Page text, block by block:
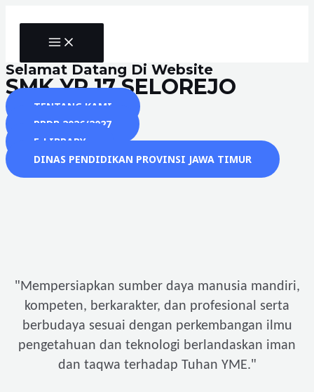
MAIN
MENU
Selamat Datang Di Website
SMK YP 17 SELOREJO
TENTANG KAMI
PPDB 2026/2027
E-LIBRARY
DINAS PENDIDIKAN PROVINSI JAWA TIMUR
"Mempersiapkan sumber daya manusia mandiri,
kompeten, berkarakter, dan profesional serta
berbudaya sesuai dengan perkembangan ilmu
pengetahuan dan teknologi berlandaskan iman
dan taqwa terhadap Tuhan YME."